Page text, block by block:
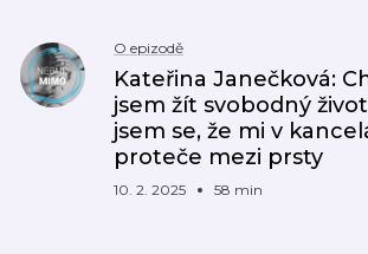
O epizodě
Kateřina Janečková:
jsem žít svobodný
jsem se, že mi v
proteče mezi prsty
10. 2. 2025 58 min